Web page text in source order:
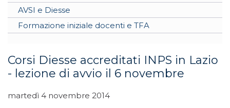
AVSI e Diesse
Formazione iniziale docenti e TFA
Corsi Diesse accreditati INPS in Lazio
- lezione di avvio il 6 novembre
martedì 4 novembre 2014